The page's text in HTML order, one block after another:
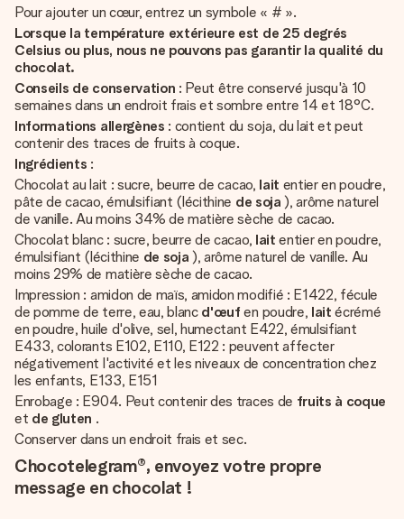
Pour ajouter un cœur, entrez un symbole « # ».
Lorsque la température extérieure est de 25 degrés
Celsius ou plus, nous ne pouvons pas garantir la qualité du
chocolat.
Conseils de conservation : Peut être conservé jusqu'à 10
semaines dans un endroit frais et sombre entre 14 et 18°C.
Informations allergènes : contient du soja, du lait et peut
contenir des traces de fruits à coque.
Ingrédients :
Chocolat au lait : sucre, beurre de cacao, lait entier en poudre,
pâte de cacao, émulsifiant (lécithine de soja ), arôme naturel
de vanille. Au moins 34% de matière sèche de cacao.
Chocolat blanc : sucre, beurre de cacao, lait entier en poudre,
émulsifiant (lécithine de soja ), arôme naturel de vanille. Au
moins 29% de matière sèche de cacao.
Impression : amidon de maïs, amidon modifié : E1422, fécule
de pomme de terre, eau, blanc d'œuf en poudre, lait écrémé
en poudre, huile d'olive, sel, humectant E422, émulsifiant
E433, colorants E102, E110, E122 : peuvent affecter
négativement l'activité et les niveaux de concentration chez
les enfants, E133, E151
Enrobage : E904. Peut contenir des traces de fruits à coque
et de gluten .
Conserver dans un endroit frais et sec.
Chocotelegram®, envoyez votre propre
message en chocolat !